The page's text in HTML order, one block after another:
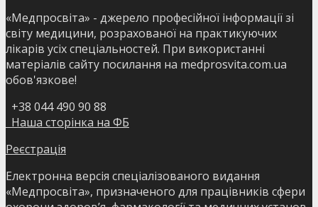
«Медпросвіта» - джерело професійної інформації зі
світу медицини, розрахованої на практикуючих
лікарів усіх спеціальностей. При використанні
матеріалів сайту посилання на medprosvita.com.ua
обов'язкове!
+38 044 490 90 88
Наша сторінка на ФБ
Реєстрація
Електронна версія спеціалізованого видання
«Медпросвіта», призначеного для працівників сфери